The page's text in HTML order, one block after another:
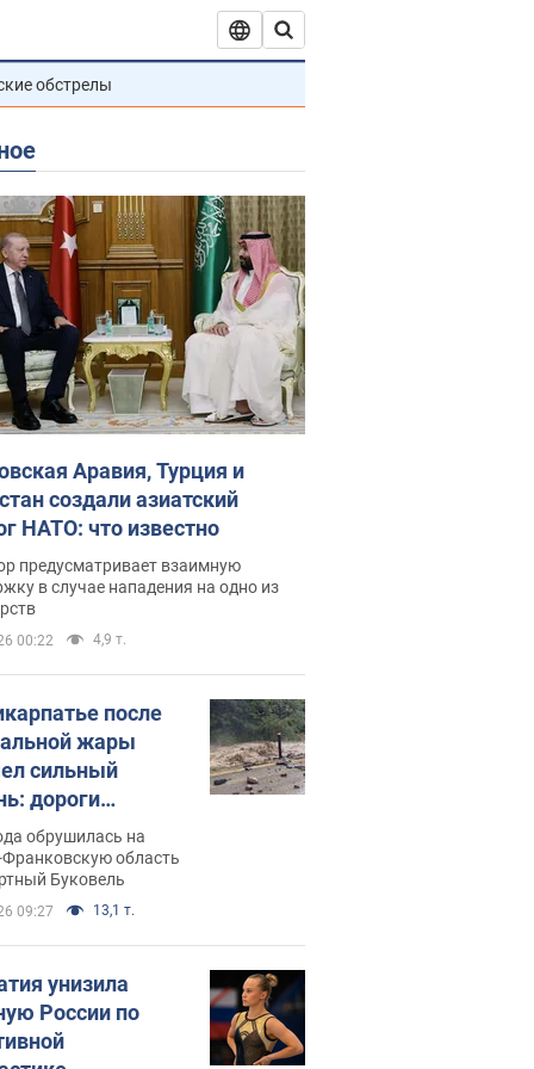
обстрелы
Аравия, Турция и
создали азиатский
НАТО: что известно
предусматривает взаимную
в случае нападения на одно из
00:22 4,9 т.
после
жары
сильный
дороги
в реки.
обрушилась на
область
Буковель
09:27 13,1 т.
унизила
России по